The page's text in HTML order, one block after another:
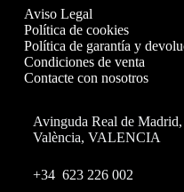
Aviso Legal
Política de cookies
Política de garantía y
Condiciones de venta
Contacte con nosotros
Avinguda Real de
València, VALENCIA
+34 623 226 002